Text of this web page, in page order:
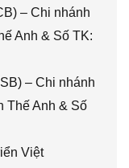
– Chi nhánh
Anh & Số TK:
– Chi nhánh
Thế Anh & Số
Việt